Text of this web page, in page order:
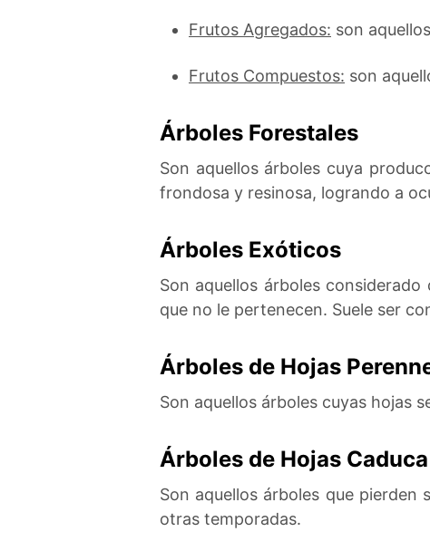
Frutos Agregados: son
Frutos Compuestos: son
Árboles Forestales
Son aquellos árboles cuya
frondosa y resinosa, logrando a
Árboles Exóticos
Son aquellos árboles
que no le pertenecen. Suele ser
Árboles de Hojas
Son aquellos árboles cuyas hojas
Árboles de Hojas Caduca
Son aquellos árboles que
otras temporadas.